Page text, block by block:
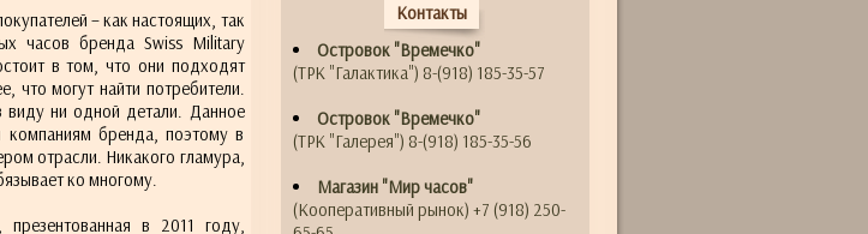
– как настоящих, так
часов бренда Swiss Military
в том, что они подходят
что могут найти потребители.
виду ни одной детали. Данное
бренда, поэтому в
отрасли. Никакого гламура,
ко многому.
в 2011 году,
Контакты
Островок "Времечко"
(ТРК "Галактика") 8-(918) 185-35-57
Островок "Времечко"
(ТРК "Галерея") 8-(918) 185-35-56
Магазин "Мир часов"
(Кооперативный рынок) +7 (918) 250-